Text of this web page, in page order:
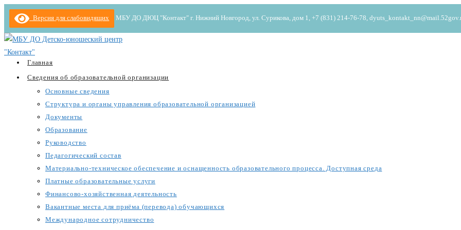
Перейти
содержимому
Версия для слабовидящих МБУ ДО ДЮЦ "Контакт" г. Нижний Новгород, ул. Сурикова, дом 1, +7 (831) 214-76-78,
Главная
Сведения об образовательной организации
Основные сведения
Структура и органы управления образовательной организацией
Документы
Образование
Руководство
Педагогический состав
Материально-техническое обеспечение и оснащенность образовательного процесса. Доступная среда
Платные образовательные услуги
Финансово-хозяйственная деятельность
Вакантные места для приёма (перевода) обучающихся
Международное сотрудничество